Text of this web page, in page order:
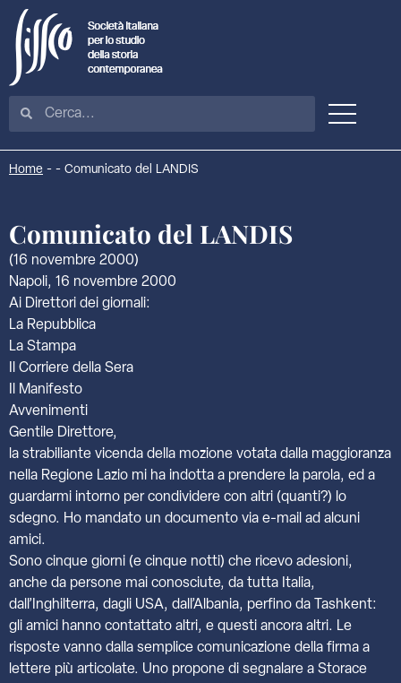
Home - - Comunicato del LANDIS
Comunicato del LANDIS
(16 novembre 2000)
Napoli, 16 novembre 2000
Ai Direttori dei giornali:
La Repubblica
La Stampa
Il Corriere della Sera
Il Manifesto
Avvenimenti
Gentile Direttore,
la strabiliante vicenda della mozione votata dalla maggioranza
nella Regione Lazio mi ha indotta a prendere la parola, ed a
guardarmi intorno per condividere con altri (quanti?) lo
sdegno. Ho mandato un documento via e-mail ad alcuni
amici.
Sono cinque giorni (e cinque notti) che ricevo adesioni,
anche da persone mai conosciute, da tutta Italia,
dall’Inghilterra, dagli USA, dall’Albania, perfino da Tashkent:
gli amici hanno contattato altri, e questi ancora altri. Le
risposte vanno dalla semplice comunicazione della firma a
lettere più articolate. Uno propone di segnalare a Storace